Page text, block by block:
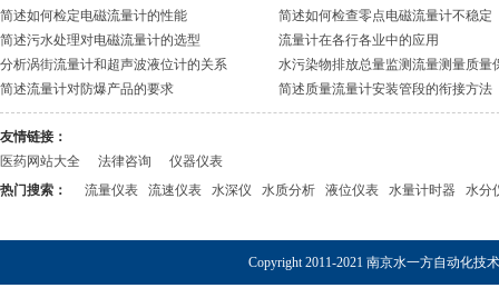
简述如何检定电磁流量计的性能
简述如何检查零点电磁流量计不稳定
简述污水处理对电磁流量计的选型
流量计在各行各业中的应用
分析涡街流量计和超声波液位计的关系
水污染物排放总量监测流量测量质量
简述流量计对防爆产品的要求
简述质量流量计安装管段的衔接方法
友情链接：
医药网站大全
法律咨询
仪器仪表
热门搜索：
流量仪表 流速仪表 水深仪 水质分析 液位仪表 水量计时器 水分
Copyright 2011-2021 南京水一方自动化技